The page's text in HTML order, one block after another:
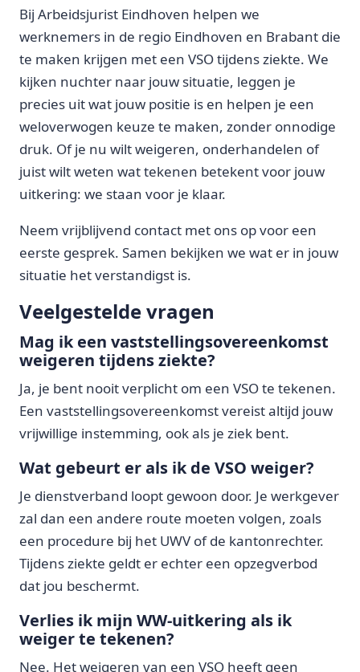
Bij Arbeidsjurist Eindhoven helpen we
werknemers in de regio Eindhoven en Brabant die
te maken krijgen met een VSO tijdens ziekte. We
kijken nuchter naar jouw situatie, leggen je
precies uit wat jouw positie is en helpen je een
weloverwogen keuze te maken, zonder onnodige
druk. Of je nu wilt weigeren, onderhandelen of
juist wilt weten wat tekenen betekent voor jouw
uitkering: we staan voor je klaar.
Neem vrijblijvend contact met ons op voor een
eerste gesprek. Samen bekijken we wat er in jouw
situatie het verstandigst is.
Veelgestelde vragen
Mag ik een vaststellingsovereenkomst
weigeren tijdens ziekte?
Ja, je bent nooit verplicht om een VSO te tekenen.
Een vaststellingsovereenkomst vereist altijd jouw
vrijwillige instemming, ook als je ziek bent.
Wat gebeurt er als ik de VSO weiger?
Je dienstverband loopt gewoon door. Je werkgever
zal dan een andere route moeten volgen, zoals
een procedure bij het UWV of de kantonrechter.
Tijdens ziekte geldt er echter een opzegverbod
dat jou beschermt.
Verlies ik mijn WW-uitkering als ik
weiger te tekenen?
Nee. Het weigeren van een VSO heeft geen